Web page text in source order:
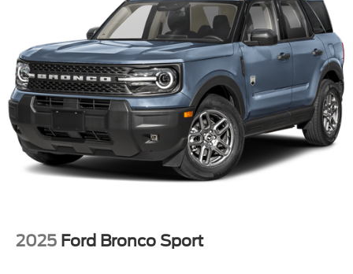
2025 Ford Bronco Sport